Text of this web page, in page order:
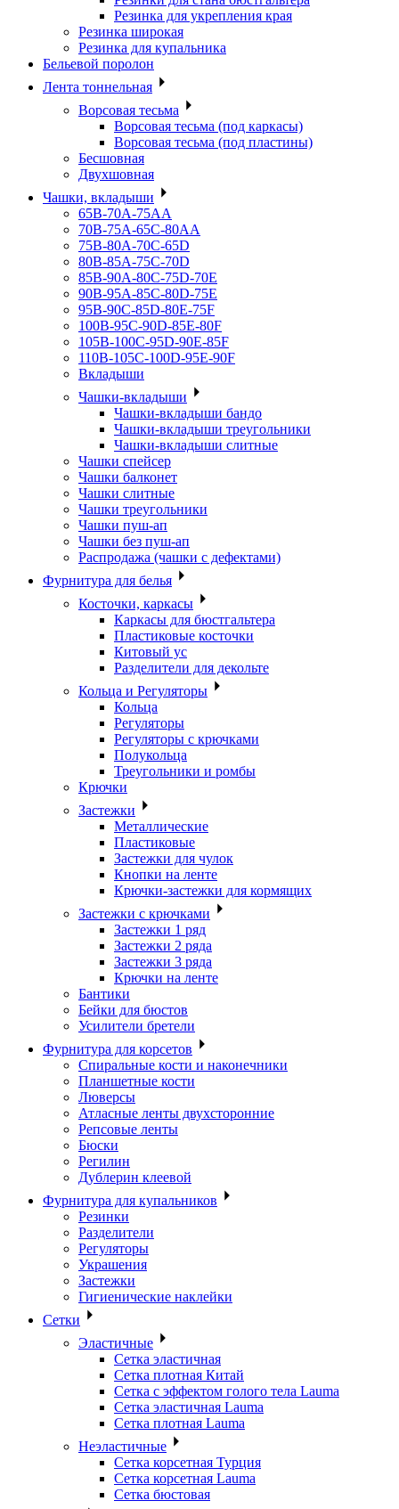
Резинка для укрепления края
Резинка широкая
Резинка для купальника
Бельевой поролон
Лента тоннельная
Ворсовая тесьма
Ворсовая тесьма (под каркасы)
Ворсовая тесьма (под пластины)
Бесшовная
Двухшовная
Чашки, вкладыши
65B-70A-75АА
70В-75А-65С-80АА
75В-80А-70С-65D
80В-85А-75С-70D
85В-90А-80С-75D-70E
90B-95A-85C-80D-75E
95B-90C-85D-80E-75F
100B-95C-90D-85E-80F
105B-100C-95D-90E-85F
110B-105C-100D-95E-90F
Вкладыши
Чашки-вкладыши
Чашки-вкладыши бандо
Чашки-вкладыши треугольники
Чашки-вкладыши слитные
Чашки спейсер
Чашки балконет
Чашки слитные
Чашки треугольники
Чашки пуш-ап
Чашки без пуш-ап
Распродажа (чашки с дефектами)
Фурнитура для белья
Косточки, каркасы
Каркасы для бюстгальтера
Пластиковые косточки
Китовый ус
Разделители для декольте
Кольца и Регуляторы
Кольца
Регуляторы
Регуляторы с крючками
Полукольца
Треугольники и ромбы
Крючки
Застежки
Металлические
Пластиковые
Застежки для чулок
Кнопки на ленте
Крючки-застежки для кормящих
Застежки с крючками
Застежки 1 ряд
Застежки 2 ряда
Застежки 3 ряда
Крючки на ленте
Бантики
Бейки для бюстов
Усилители бретели
Фурнитура для корсетов
Спиральные кости и наконечники
Планшетные кости
Люверсы
Атласные ленты двухсторонние
Репсовые ленты
Бюски
Регилин
Дублерин клеевой
Фурнитура для купальников
Резинки
Разделители
Регуляторы
Украшения
Застежки
Гигиенические наклейки
Сетки
Эластичные
Сетка эластичная
Сетка плотная Китай
Сетка с эффектом голого тела Lauma
Сетка эластичная Lauma
Сетка плотная Lauma
Неэластичные
Сетка корсетная Турция
Сетка корсетная Lauma
Сетка бюстовая